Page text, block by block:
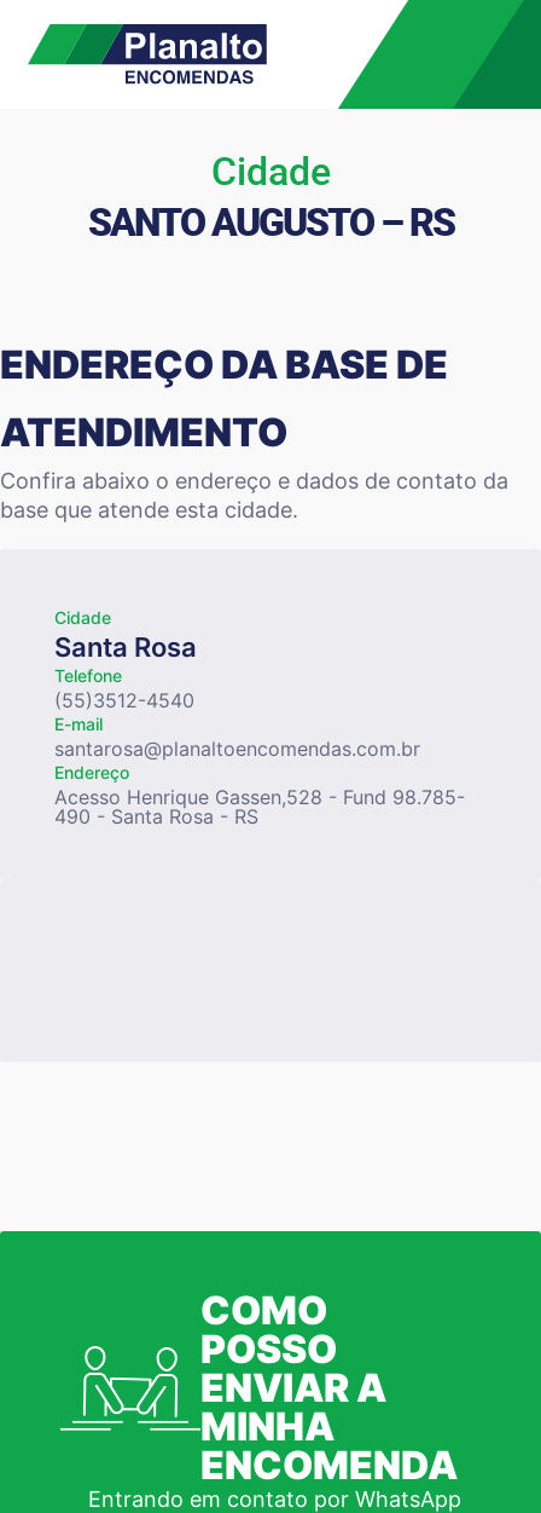
Cidade
SANTO AUGUSTO – RS
ENDEREÇO DA BASE DE
ATENDIMENTO
Confira abaixo o endereço e dados de contato da
base que atende esta cidade.
Cidade
Santa Rosa
Telefone
(55)3512-4540
E-mail
santarosa@planaltoencomendas.com.br
Endereço
Acesso Henrique Gassen,528 - Fund 98.785-
490 - Santa Rosa - RS
COMO
POSSO
ENVIAR A
MINHA
ENCOMENDA
Entrando em contato por WhatsApp